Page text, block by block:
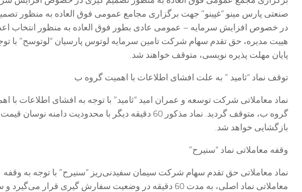
صنعتی پارس مینو “غپینو” جهت برگزاری مجامع عمومی فوق العاده به منظور
در خصوص افزایش سرمایه – عمومی عادی بطور فوق العاده به منظور انتخاب
هیيت مدیره، حق تقدم سهام شرکت تامین سرمایه لوتوس پارسیان “لوتوسح” با
پایان مهلت پذیره نویسی، متوقف خواهند شد.
توقف نماد “ثامید ” به علت افشای اطلاعات با اهمیت گروه ب
نماد معاملاتی شرکت توسعه و عمران امید “ثامید” با توجه به افشای اطلاعات با
گروه ب، متوقف گردید. نماد مذکور 60 دقیقه دیگر با محدودیت دامنه نوسان قیمت
بازگشایی خواهد شد.
وقفه معاملاتی نماد “سنیرح”
نماد معاملاتی حق تقدم سهام شرکت سیمان سفیدنی‌ریز “سنیرح” با توجه به وقفه
معاملاتی نماد اصلی، به مدت 60 دقیقه در وضعیت سفارش گیری قرار